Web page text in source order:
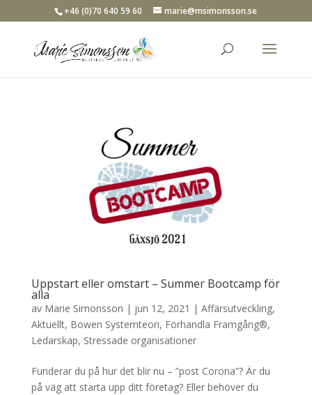
+46 (0)70 640 59 60 marie@msimonsson.se
Uppstart eller omstart – Summer Bootcamp för
alla
av Marie Simonsson | jun 12, 2021 | Affärsutveckling,
Aktuellt, Bowen Systemteori, Förhandla Framgång®,
Ledarskap, Stressade organisationer
Funderar du på hur det blir nu – ”post Corona”? Är du
på väg att starta upp ditt företag? Eller behöver du